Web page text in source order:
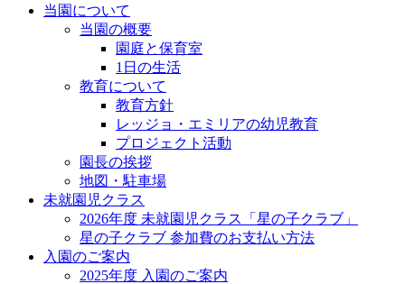
当園について
当園の概要
園庭と保育室
1日の生活
教育について
教育方針
レッジョ・エミリアの幼児教育
プロジェクト活動
園長の挨拶
地図・駐車場
未就園児クラス
2026年度 未就園児クラス「星の子クラブ」
星の子クラブ 参加費のお支払い方法
入園のご案内
2025年度 入園のご案内